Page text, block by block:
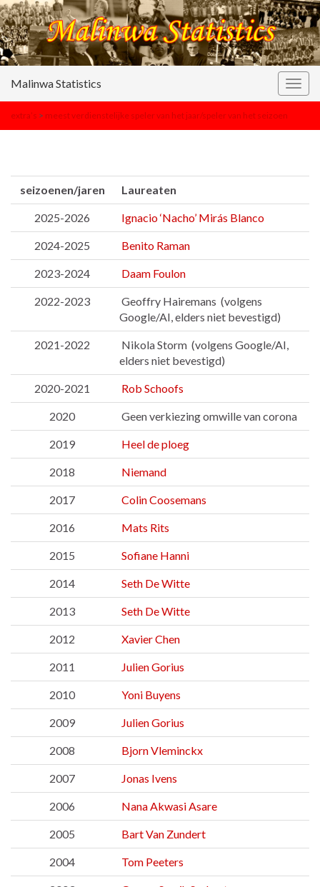
Malinwa Statistics
extra’s > meest verdienstelijke speler van het jaar/speler van het seizoen
seizoenen/jaren Laureaten
2025-2026 Ignacio ‘Nacho’ Mirás Blanco
2024-2025 Benito Raman
2023-2024 Daam Foulon
2022-2023
Geoffry Hairemans (volgens
Google/AI, elders niet bevestigd)
2021-2022
Nikola Storm (volgens Google/AI,
elders niet bevestigd)
2020-2021 Rob Schoofs
2020 Geen verkiezing omwille van corona
2019 Heel de ploeg
2018 Niemand
2017 Colin Coosemans
2016 Mats Rits
2015 Sofiane Hanni
2014 Seth De Witte
2013 Seth De Witte
2012 Xavier Chen
2011 Julien Gorius
2010 Yoni Buyens
2009 Julien Gorius
2008 Bjorn Vleminckx
2007 Jonas Ivens
2006 Nana Akwasi Asare
2005 Bart Van Zundert
2004 Tom Peeters